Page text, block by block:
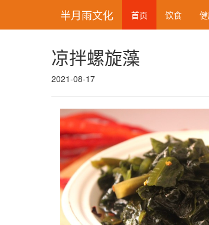
半月雨文化 首页 饮食
凉拌螺旋藻
2021-08-17